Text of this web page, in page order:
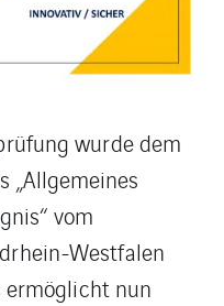
wurde dem
„Allgemeines
vom
Westfalen
ermöglicht nun